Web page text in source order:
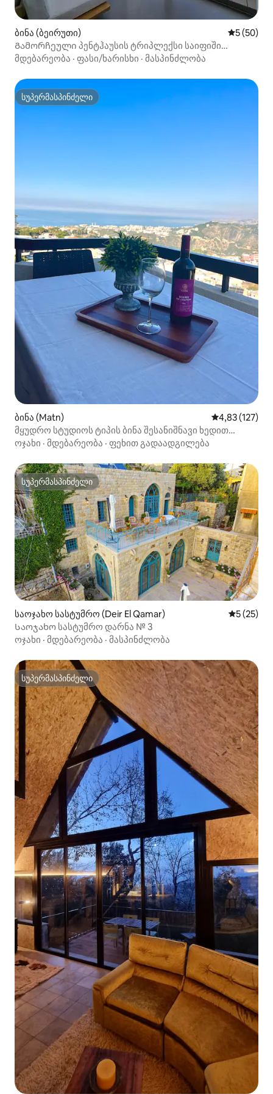
ბინა (ბეირუთი) საშუალო
5 (50)
Გამორჩეული პენტჰაუსის ტრიპლექსი საიფიში
(სადღეღამისო ელეკ)
მდებარეობა · ფასი/ხარისხი · მასპინძლობა
სუპერმასპინძელი
სუპერმასპინძელი
ბინა (Matn) საშუალო
4,83 (127)
მყუდრო სტუდიოს ტიპის ბინა შესანიშნავი ხედით
(ბინა A)
ოჯახი · მდებარეობა · ფეხით გადაადგილება
სუპერმასპინძელი
სუპერმასპინძელი
საოჯახო სასტუმრო (Deir El Qamar) საშუალო
5 (25)
Საოჯახო სასტუმრო დარნა № 3
ოჯახი · მდებარეობა · მასპინძლობა
სუპერმასპინძელი
სუპერმასპინძელი